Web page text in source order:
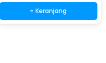
+ Keranjang